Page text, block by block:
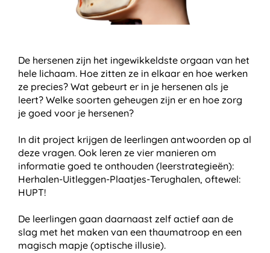
De hersenen zijn het ingewikkeldste orgaan van het
hele lichaam. Hoe zitten ze in elkaar en hoe werken
ze precies? Wat gebeurt er in je hersenen als je
leert? Welke soorten geheugen zijn er en hoe zorg
je goed voor je hersenen?
In dit project krijgen de leerlingen antwoorden op al
deze vragen. Ook leren ze vier manieren om
informatie goed te onthouden (leerstrategieën):
Herhalen-Uitleggen-Plaatjes-Terughalen, oftewel:
HUPT!
De leerlingen gaan daarnaast zelf actief aan de
slag met het maken van een thaumatroop en een
magisch mapje (optische illusie).